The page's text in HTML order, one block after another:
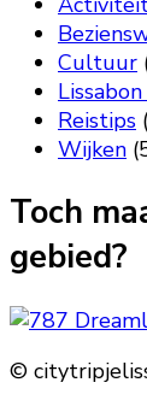
Cultuur
Reistips
Wijken
Toch
gebied?
©